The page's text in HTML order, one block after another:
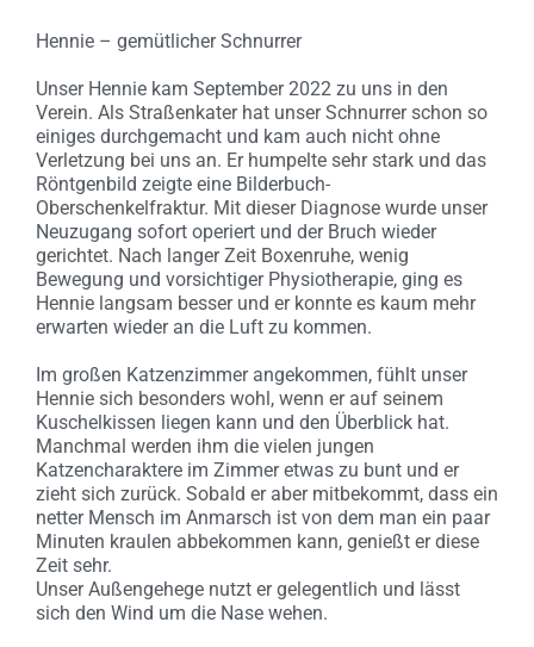
Hennie – gemütlicher Schnurrer
Unser Hennie kam September 2022 zu uns in den
Verein. Als Straßenkater hat unser Schnurrer schon so
einiges durchgemacht und kam auch nicht ohne
Verletzung bei uns an. Er humpelte sehr stark und das
Röntgenbild zeigte eine Bilderbuch-
Oberschenkelfraktur. Mit dieser Diagnose wurde unser
Neuzugang sofort operiert und der Bruch wieder
gerichtet. Nach langer Zeit Boxenruhe, wenig
Bewegung und vorsichtiger Physiotherapie, ging es
Hennie langsam besser und er konnte es kaum mehr
erwarten wieder an die Luft zu kommen.
Im großen Katzenzimmer angekommen, fühlt unser
Hennie sich besonders wohl, wenn er auf seinem
Kuschelkissen liegen kann und den Überblick hat.
Manchmal werden ihm die vielen jungen
Katzencharaktere im Zimmer etwas zu bunt und er
zieht sich zurück. Sobald er aber mitbekommt, dass ein
netter Mensch im Anmarsch ist von dem man ein paar
Minuten kraulen abbekommen kann, genießt er diese
Zeit sehr.
Unser Außengehege nutzt er gelegentlich und lässt
sich den Wind um die Nase wehen.